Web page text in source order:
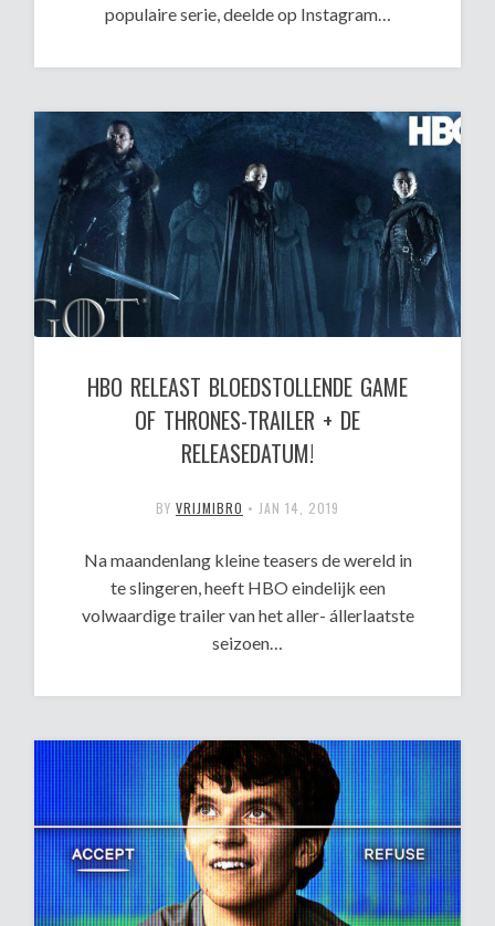
populaire serie, deelde op Instagram…
HBO RELEAST BLOEDSTOLLENDE GAME
OF THRONES-TRAILER + DE
RELEASEDATUM!
BY VRIJMIBRO • JAN 14, 2019
Na maandenlang kleine teasers de wereld in
te slingeren, heeft HBO eindelijk een
volwaardige trailer van het aller- állerlaatste
seizoen…